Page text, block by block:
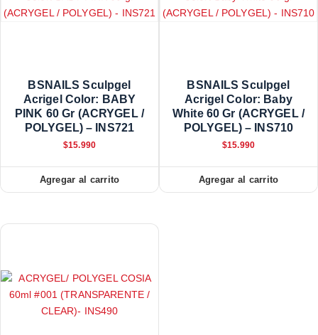
BSNAILS Sculpgel
Acrigel Color: BABY
PINK 60 Gr (ACRYGEL /
POLYGEL) – INS721
$15.990
Agregar al carrito
BSNAILS Sculpgel
Acrigel Color: Baby
White 60 Gr (ACRYGEL /
POLYGEL) – INS710
$15.990
Agregar al carrito